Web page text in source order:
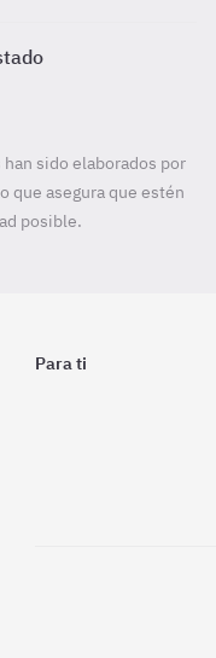
sido elaborados por
que asegura que estén
posible.
Para ti